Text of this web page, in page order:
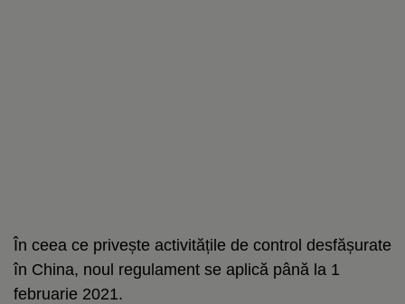
În ceea ce privește activitățile de control desfășurate
în China, noul regulament se aplică până la 1
februarie 2021.